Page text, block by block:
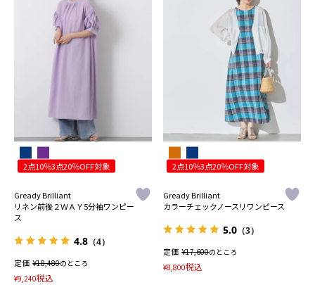
2点10％3点20％OFF対象
Gready Brilliant
リネン前後２ＷＡＹ5分袖ワンピー
ス
4.8 （4）
定価 ¥18,480のところ
¥9,240税込
2点10％3点20％OFF対象
Gready Brilliant
カラーチェックノースリワンピース
5.0 （3）
定価 ¥17,600のところ
¥8,800税込